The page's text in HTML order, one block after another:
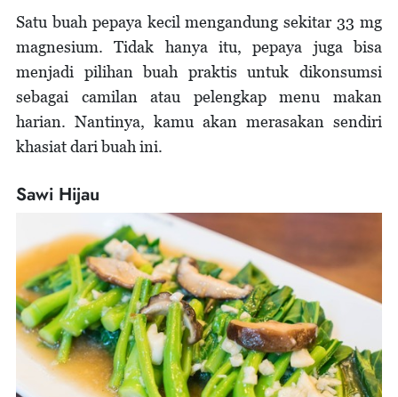
Satu buah pepaya kecil mengandung sekitar 33 mg
magnesium. Tidak hanya itu, pepaya juga bisa
menjadi pilihan buah praktis untuk dikonsumsi
sebagai camilan atau pelengkap menu makan
harian. Nantinya, kamu akan merasakan sendiri
khasiat dari buah ini.
Sawi Hijau